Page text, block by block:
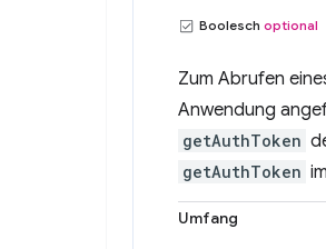
Boolesch optional
Zum Abrufen
Anwendung
getAuthToken
getAuthToken
Umfang